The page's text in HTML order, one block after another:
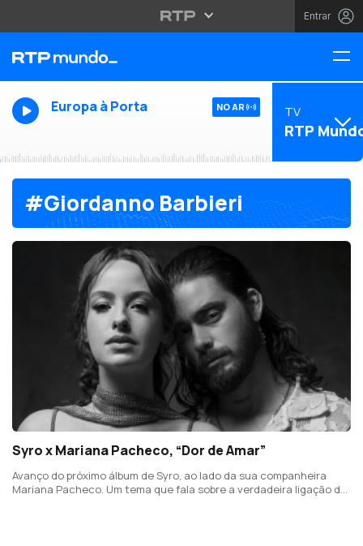
Entrar
Europa à Porta NO AR TV
RTP
#Giordanno Barbieri
Syro x Mariana Pacheco, “Dor de Amar”
Avanço do próximo álbum de Syro, ao lado da sua companheira
Mariana Pacheco. Um tema que fala sobre a verdadeira ligação de